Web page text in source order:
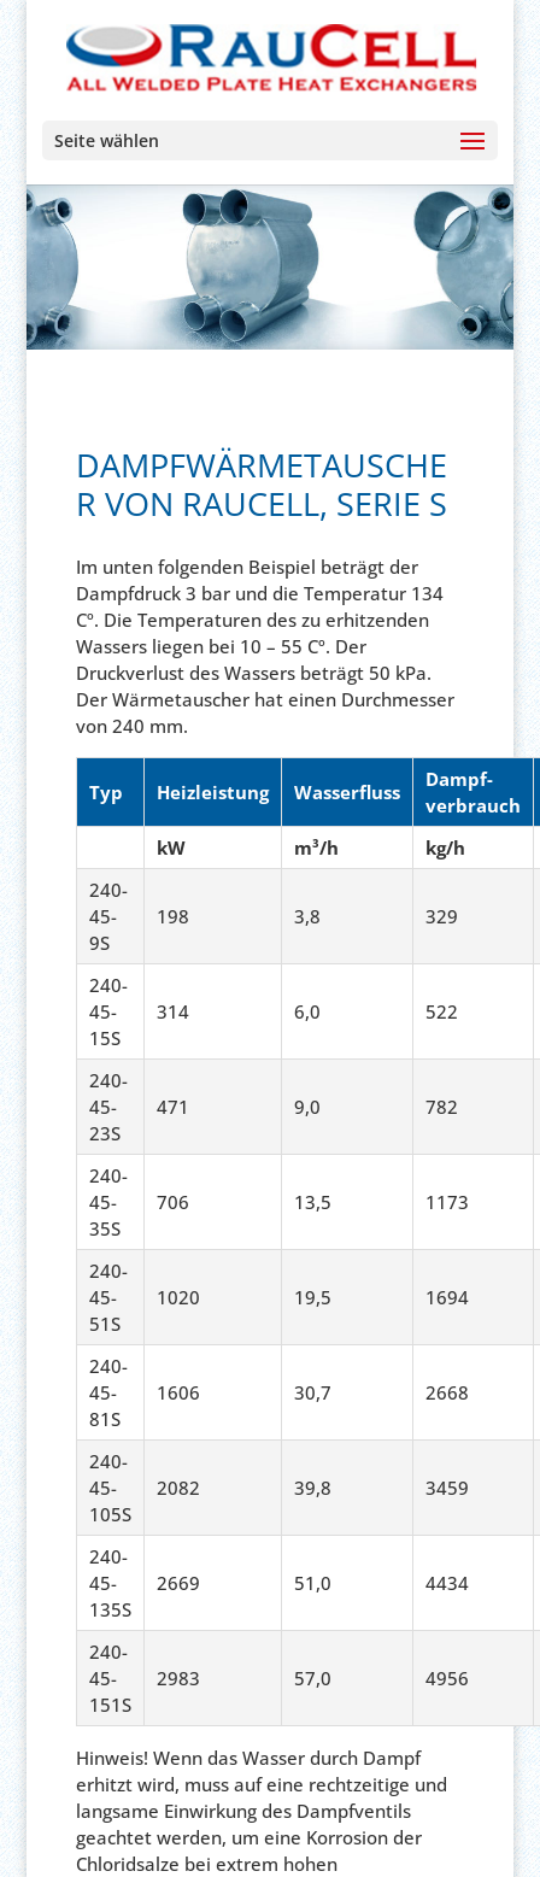
Seite wählen
DAMPFWÄRMETAUSCHE
R VON RAUCELL, SERIE S
Im unten folgenden Beispiel beträgt der
Dampfdruck 3 bar und die Temperatur 134
Cº. Die Temperaturen des zu erhitzenden
Wassers liegen bei 10 – 55 Cº. Der
Druckverlust des Wassers beträgt 50 kPa.
Der Wärmetauscher hat einen Durchmesser
von 240 mm.
Typ Heizleistung Wasserfluss
Dampf-
verbrauch
kW
m³/h
kg/h
240-
45-
9S
198 3,8 329
240-
45-
15S
314 6,0 522
240-
45-
23S
471 9,0 782
240-
45-
35S
706 13,5 1173
240-
45-
51S
1020 19,5 1694
240-
45-
81S
1606 30,7 2668
240-
45-
105S
2082 39,8 3459
240-
45-
135S
2669 51,0 4434
240-
45-
151S
2983 57,0 4956
Hinweis! Wenn das Wasser durch Dampf
erhitzt wird, muss auf eine rechtzeitige und
langsame Einwirkung des Dampfventils
geachtet werden, um eine Korrosion der
Chloridsalze bei extrem hohen